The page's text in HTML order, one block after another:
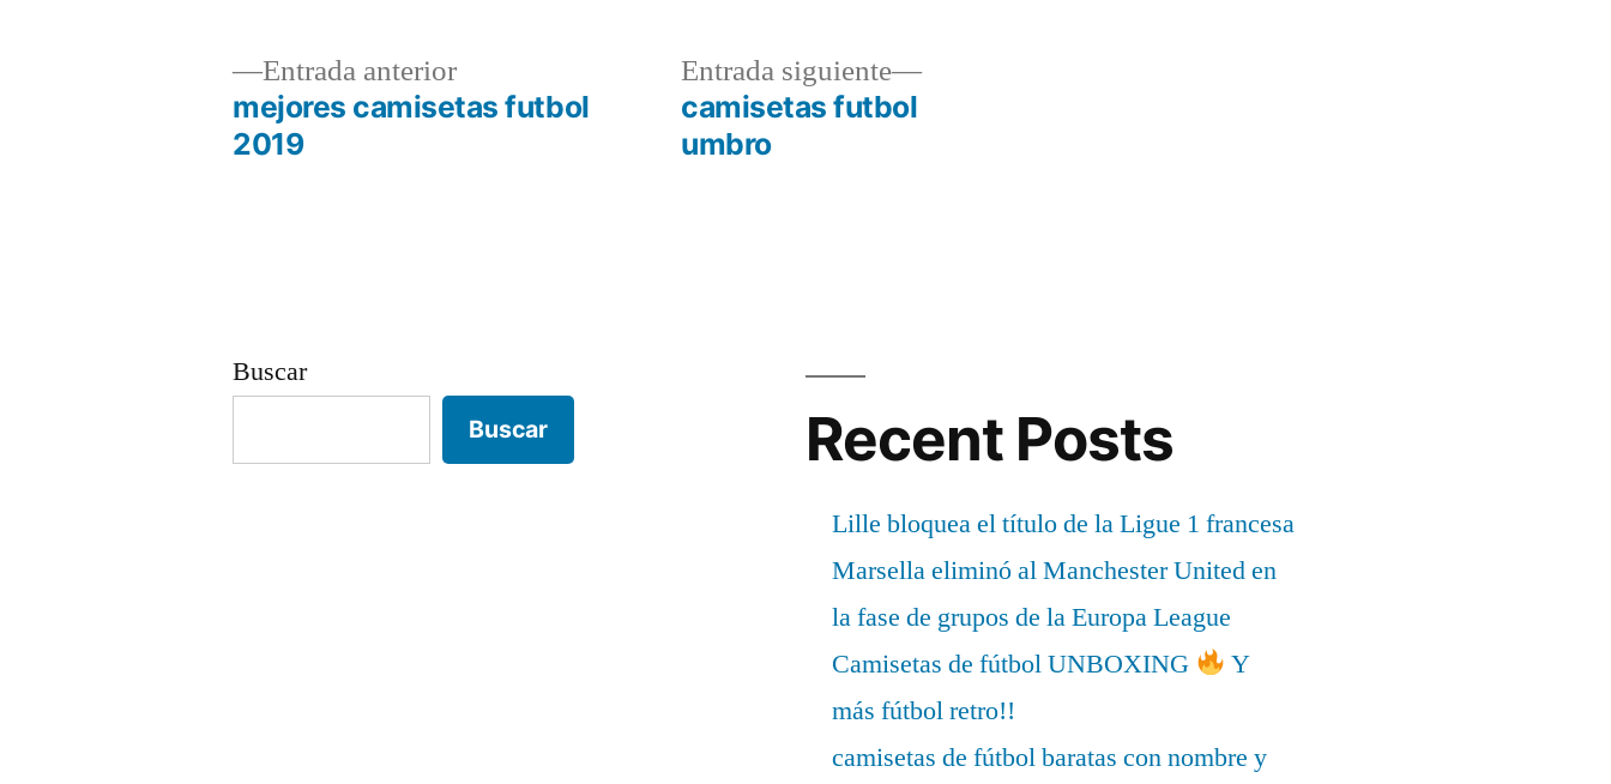
Navegación
Entrada anteriorEntrada
anterior:
mejores camisetas futbol
2019
Entrada siguiente
Entrada
camisetas futbol
umbro
Buscar
Buscar Recent Posts
Lille bloquea el título de la Ligue 1 francesa
Marsella eliminó al Manchester United en
la fase de grupos de la Europa League
Camisetas de fútbol UNBOXING
Y
más fútbol retro!!
camisetas de fútbol baratas con nombre y